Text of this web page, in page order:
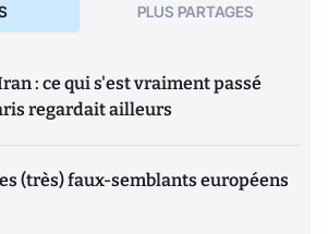
PLUS PARTAGES
: ce qui s'est vraiment passé
regardait ailleurs
(très) faux-semblants européens